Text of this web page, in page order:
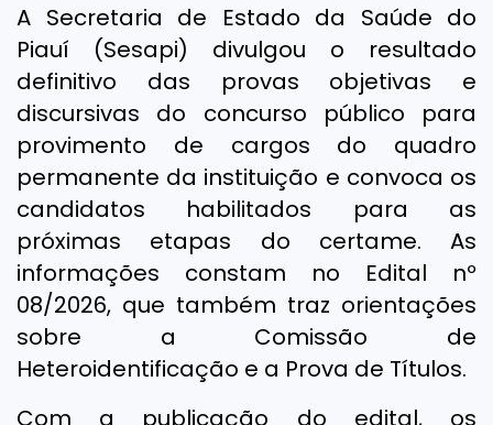
A Secretaria de Estado da Saúde do
Piauí (Sesapi) divulgou o resultado
definitivo das provas objetivas e
discursivas do concurso público para
provimento de cargos do quadro
permanente da instituição e convoca os
candidatos habilitados para as
próximas etapas do certame. As
informações constam no Edital nº
08/2026, que também traz orientações
sobre a Comissão de
Heteroidentificação e a Prova de Títulos.
Com a publicação do edital, os